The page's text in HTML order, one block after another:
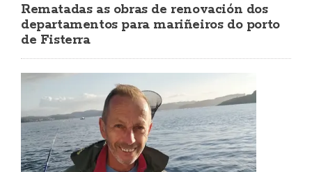
Rematadas as obras de renovación dos
departamentos para mariñeiros do porto
de Fisterra